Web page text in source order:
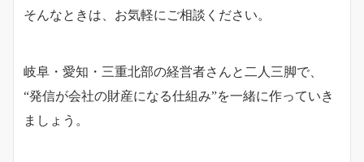
そんなときは、お気軽にご相談ください。
岐阜・愛知・三重北部の経営者さんと二人三脚で、
“発信が会社の財産になる仕組み”を一緒に作っていき
ましょう。